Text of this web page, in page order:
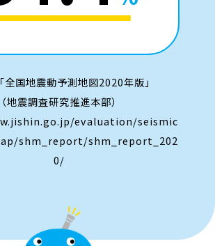
全国地震動予測地図2020年版」
（地震調査研究推進本部）
evaluation/seismic
shm_report/shm_report_202
0/